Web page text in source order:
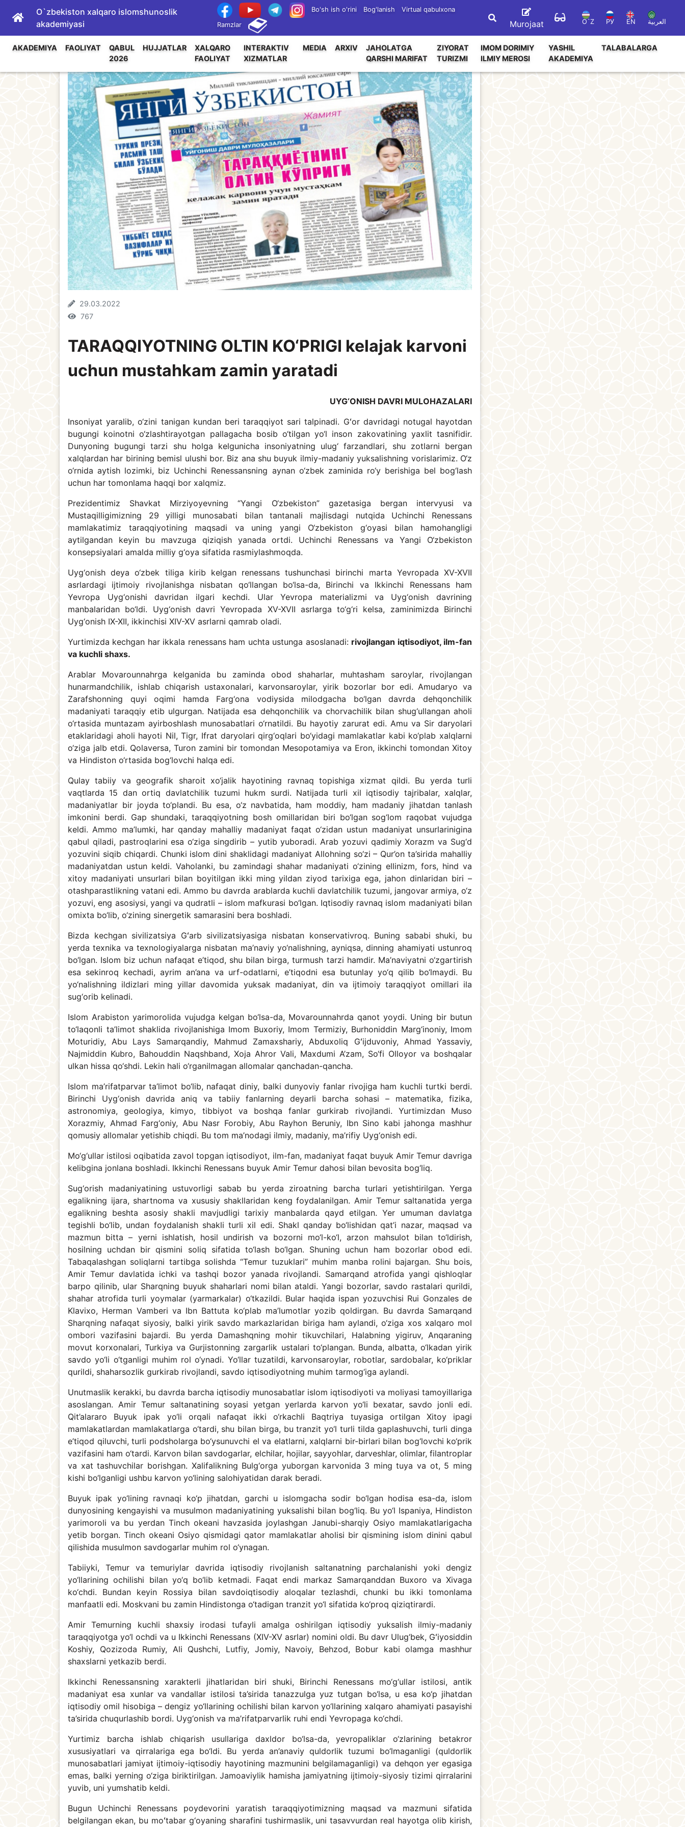
O`zbekiston xalqaro islomshunoslik
akademiyasi
Bo'sh ish o'rini Bog'lanish
Virtual qabulxona
Ramzlar
Murojaat O`Z РУ EN العربية
AKADEMIYA FAOLIYAT
QABUL
2026
HUJJATLAR
XALQARO
FAOLIYAT
INTERAKTIV
XIZMATLAR
MEDIA ARXIV
JAHOLATGA
QARSHI MARIFAT
ZIYORAT
TURIZMI
IMOM DORIMIY
ILMIY MEROSI
YASHIL
AKADEMIYA
TALABALARGA
29.03.2022
767
TARAQQIYOTNING OLTIN KO‘PRIGI kelajak karvoni
uchun mustahkam zamin yaratadi
UYG‘ONISH DAVRI MULOHAZALARI
Insoniyat yaralib, o‘zini tanigan kundan beri taraqqiyot sari talpinadi. Gʻor davridagi notugal hayotdan
bugungi koinotni o‘zlashtirayotgan pallagacha bosib o‘tilgan yo‘l inson zakovatining yaxlit tasnifidir.
Dunyoning bugungi tarzi shu holga kelgunicha insoniyatning ulug‘ farzandlari, shu zotlarni bergan
xalqlardan har birining bemisl ulushi bor. Biz ana shu buyuk ilmiy-madaniy yuksalishning vorislarimiz. O‘z
o‘rnida aytish lozimki, biz Uchinchi Renessansning aynan o‘zbek zaminida ro‘y berishiga bel bog‘lash
uchun har tomonlama haqqi bor xalqmiz.
Prezidentimiz Shavkat Mirziyoyevning “Yangi O‘zbekiston” gazetasiga bergan intervyusi va
Mustaqilligimizning 29 yilligi munosabati bilan tantanali majlisdagi nutqida Uchinchi Renessans
mamlakatimiz taraqqiyotining maqsadi va uning yangi O‘zbekiston g‘oyasi bilan hamohangligi
aytilgandan keyin bu mavzuga qiziqish yanada ortdi. Uchinchi Renessans va Yangi O‘zbekiston
konsepsiyalari amalda milliy g‘oya sifatida rasmiylashmoqda.
Uyg‘onish deya o‘zbek tiliga kirib kelgan renessans tushunchasi birinchi marta Yevropada XV-XVII
asrlardagi ijtimoiy rivojlanishga nisbatan qo‘llangan bo‘lsa-da, Birinchi va Ikkinchi Renessans ham
Yevropa Uyg‘onishi davridan ilgari kechdi. Ular Yevropa materializmi va Uyg‘onish davrining
manbalaridan bo‘ldi. Uyg‘onish davri Yevropada XV-XVII asrlarga to‘g‘ri kelsa, zaminimizda Birinchi
Uyg‘onish IX-XII, ikkinchisi XIV-XV asrlarni qamrab oladi.
Yurtimizda kechgan har ikkala renessans ham uchta ustunga asoslanadi: rivojlangan iqtisodiyot, ilm-fan
va kuchli shaxs.
Arablar Movarounnahrga kelganida bu zaminda obod shaharlar, muhtasham saroylar, rivojlangan
hunarmandchilik, ishlab chiqarish ustaxonalari, karvonsaroylar, yirik bozorlar bor edi. Amudaryo va
Zarafshonning quyi oqimi hamda Farg‘ona vodiysida milodgacha bo‘lgan davrda dehqonchilik
madaniyati taraqqiy etib ulgurgan. Natijada esa dehqonchilik va chorvachilik bilan shug‘ullangan aholi
o‘rtasida muntazam ayirboshlash munosabatlari o‘rnatildi. Bu hayotiy zarurat edi. Amu va Sir daryolari
etaklaridagi aholi hayoti Nil, Tigr, Ifrat daryolari qirg‘oqlari bo‘yidagi mamlakatlar kabi ko‘plab xalqlarni
o‘ziga jalb etdi. Qolaversa, Turon zamini bir tomondan Mesopotamiya va Eron, ikkinchi tomondan Xitoy
va Hindiston o‘rtasida bog‘lovchi halqa edi.
Qulay tabiiy va geografik sharoit xo‘jalik hayotining ravnaq topishiga xizmat qildi. Bu yerda turli
vaqtlarda 15 dan ortiq davlatchilik tuzumi hukm surdi. Natijada turli xil iqtisodiy tajribalar, xalqlar,
madaniyatlar bir joyda to‘plandi. Bu esa, o‘z navbatida, ham moddiy, ham madaniy jihatdan tanlash
imkonini berdi. Gap shundaki, taraqqiyotning bosh omillaridan biri bo‘lgan sog‘lom raqobat vujudga
keldi. Ammo ma’lumki, har qanday mahalliy madaniyat faqat o‘zidan ustun madaniyat unsurlarinigina
qabul qiladi, pastroqlarini esa o‘ziga singdirib – yutib yuboradi. Arab yozuvi qadimiy Xorazm va Sug‘d
yozuvini siqib chiqardi. Chunki islom dini shaklidagi madaniyat Allohning so‘zi – Qur’on ta’sirida mahalliy
madaniyatdan ustun keldi. Vaholanki, bu zamindagi shahar madaniyati o‘zining ellinizm, fors, hind va
xitoy madaniyati unsurlari bilan boyitilgan ikki ming yildan ziyod tarixiga ega, jahon dinlaridan biri –
otashparastlikning vatani edi. Ammo bu davrda arablarda kuchli davlatchilik tuzumi, jangovar armiya, o‘z
yozuvi, eng asosiysi, yangi va qudratli – islom mafkurasi bo‘lgan. Iqtisodiy ravnaq islom madaniyati bilan
omixta bo‘lib, o‘zining sinergetik samarasini bera boshladi.
Bizda kechgan sivilizatsiya Gʻarb sivilizatsiyasiga nisbatan konservativroq. Buning sababi shuki, bu
yerda texnika va texnologiyalarga nisbatan ma’naviy yo‘nalishning, ayniqsa, dinning ahamiyati ustunroq
bo‘lgan. Islom biz uchun nafaqat e’tiqod, shu bilan birga, turmush tarzi hamdir. Ma’naviyatni o‘zgartirish
esa sekinroq kechadi, ayrim an’ana va urf-odatlarni, e’tiqodni esa butunlay yo‘q qilib bo‘lmaydi. Bu
yo‘nalishning ildizlari ming yillar davomida yuksak madaniyat, din va ijtimoiy taraqqiyot omillari ila
sug‘orib kelinadi.
Islom Arabiston yarimorolida vujudga kelgan bo‘lsa-da, Movarounnahrda qanot yoydi. Uning bir butun
to‘laqonli ta’limot shaklida rivojlanishiga Imom Buxoriy, Imom Termiziy, Burhoniddin Marg‘inoniy, Imom
Moturidiy, Abu Lays Samarqandiy, Mahmud Zamaxshariy, Abduxoliq Gʻijduvoniy, Ahmad Yassaviy,
Najmiddin Kubro, Bahouddin Naqshband, Xoja Ahror Vali, Maxdumi A’zam, So‘fi Olloyor va boshqalar
ulkan hissa qo‘shdi. Lekin hali o‘rganilmagan allomalar qanchadan-qancha.
Islom ma’rifatparvar ta’limot bo‘lib, nafaqat diniy, balki dunyoviy fanlar rivojiga ham kuchli turtki berdi.
Birinchi Uyg‘onish davrida aniq va tabiiy fanlarning deyarli barcha sohasi – matematika, fizika,
astronomiya, geologiya, kimyo, tibbiyot va boshqa fanlar gurkirab rivojlandi. Yurtimizdan Muso
Xorazmiy, Ahmad Farg‘oniy, Abu Nasr Forobiy, Abu Rayhon Beruniy, Ibn Sino kabi jahonga mashhur
qomusiy allomalar yetishib chiqdi. Bu tom ma’nodagi ilmiy, madaniy, ma’rifiy Uyg‘onish edi.
Mo‘g‘ullar istilosi oqibatida zavol topgan iqtisodiyot, ilm-fan, madaniyat faqat buyuk Amir Temur davriga
kelibgina jonlana boshladi. Ikkinchi Renessans buyuk Amir Temur dahosi bilan bevosita bog‘liq.
Sug‘orish madaniyatining ustuvorligi sabab bu yerda ziroatning barcha turlari yetishtirilgan. Yerga
egalikning ijara, shartnoma va xususiy shakllaridan keng foydalanilgan. Amir Temur saltanatida yerga
egalikning beshta asosiy shakli mavjudligi tarixiy manbalarda qayd etilgan. Yer umuman davlatga
tegishli bo‘lib, undan foydalanish shakli turli xil edi. Shakl qanday bo‘lishidan qat’i nazar, maqsad va
mazmun bitta – yerni ishlatish, hosil undirish va bozorni mo‘l-ko‘l, arzon mahsulot bilan to‘ldirish,
hosilning uchdan bir qismini soliq sifatida to‘lash bo‘lgan. Shuning uchun ham bozorlar obod edi.
Tabaqalashgan soliqlarni tartibga solishda “Temur tuzuklari” muhim manba rolini bajargan. Shu bois,
Amir Temur davlatida ichki va tashqi bozor yanada rivojlandi. Samarqand atrofida yangi qishloqlar
barpo qilinib, ular Sharqning buyuk shaharlari nomi bilan ataldi. Yangi bozorlar, savdo rastalari qurildi,
shahar atrofida turli yoymalar (yarmarkalar) o‘tkazildi. Bular haqida ispan yozuvchisi Rui Gonzales de
Klavixo, Herman Vamberi va Ibn Battuta ko‘plab ma’lumotlar yozib qoldirgan. Bu davrda Samarqand
Sharqning nafaqat siyosiy, balki yirik savdo markazlaridan biriga ham aylandi, o‘ziga xos xalqaro mol
ombori vazifasini bajardi. Bu yerda Damashqning mohir tikuvchilari, Halabning yigiruv, Anqaraning
movut korxonalari, Turkiya va Gurjistonning zargarlik ustalari to‘plangan. Bunda, albatta, o‘lkadan yirik
savdo yo‘li o‘tganligi muhim rol o‘ynadi. Yo‘llar tuzatildi, karvonsaroylar, robotlar, sardobalar, ko‘priklar
qurildi, shaharsozlik gurkirab rivojlandi, savdo iqtisodiyotning muhim tarmog‘iga aylandi.
Unutmaslik kerakki, bu davrda barcha iqtisodiy munosabatlar islom iqtisodiyoti va moliyasi tamoyillariga
asoslangan. Amir Temur saltanatining soyasi yetgan yerlarda karvon yo‘li bexatar, savdo jonli edi.
Qit’alararo Buyuk ipak yo‘li orqali nafaqat ikki o‘rkachli Baqtriya tuyasiga ortilgan Xitoy ipagi
mamlakatlardan mamlakatlarga o‘tardi, shu bilan birga, bu tranzit yo‘l turli tilda gaplashuvchi, turli dinga
e’tiqod qiluvchi, turli podsholarga bo‘ysunuvchi el va elatlarni, xalqlarni bir-birlari bilan bog‘lovchi ko‘prik
vazifasini ham o‘tardi. Karvon bilan savdogarlar, elchilar, hojilar, sayyohlar, darveshlar, olimlar, filantroplar
va xat tashuvchilar borishgan. Xalifalikning Bulg‘orga yuborgan karvonida 3 ming tuya va ot, 5 ming
kishi bo‘lganligi ushbu karvon yo‘lining salohiyatidan darak beradi.
Buyuk ipak yo‘lining ravnaqi ko‘p jihatdan, garchi u islomgacha sodir bo‘lgan hodisa esa-da, islom
dunyosining kengayishi va musulmon madaniyatining yuksalishi bilan bog‘liq. Bu yo‘l Ispaniya, Hindiston
yarimoroli va bu yerdan Tinch okeani havzasida joylashgan Janubi-sharqiy Osiyo mamlakatlarigacha
yetib borgan. Tinch okeani Osiyo qismidagi qator mamlakatlar aholisi bir qismining islom dinini qabul
qilishida musulmon savdogarlar muhim rol o‘ynagan.
Tabiiyki, Temur va temuriylar davrida iqtisodiy rivojlanish saltanatning parchalanishi yoki dengiz
yo‘llarining ochilishi bilan yo‘q bo‘lib ketmadi. Faqat endi markaz Samarqanddan Buxoro va Xivaga
ko‘chdi. Bundan keyin Rossiya bilan savdoiqtisodiy aloqalar tezlashdi, chunki bu ikki tomonlama
manfaatli edi. Moskvani bu zamin Hindistonga o‘tadigan tranzit yo‘l sifatida ko‘proq qiziqtirardi.
Amir Temurning kuchli shaxsiy irodasi tufayli amalga oshirilgan iqtisodiy yuksalish ilmiy-madaniy
taraqqiyotga yo‘l ochdi va u Ikkinchi Renessans (XIV-XV asrlar) nomini oldi. Bu davr Ulug‘bek, Gʻiyosiddin
Koshiy, Qozizoda Rumiy, Ali Qushchi, Lutfiy, Jomiy, Navoiy, Behzod, Bobur kabi olamga mashhur
shaxslarni yetkazib berdi.
Ikkinchi Renessansning xarakterli jihatlaridan biri shuki, Birinchi Renessans mo‘g‘ullar istilosi, antik
madaniyat esa xunlar va vandallar istilosi ta’sirida tanazzulga yuz tutgan bo‘lsa, u esa ko‘p jihatdan
iqtisodiy omil hisobiga – dengiz yo‘llarining ochilishi bilan karvon yo‘llarining xalqaro ahamiyati pasayishi
ta’sirida chuqurlashib bordi. Uyg‘onish va ma’rifatparvarlik ruhi endi Yevropaga ko‘chdi.
Yurtimiz barcha ishlab chiqarish usullariga daxldor bo‘lsa-da, yevropaliklar o‘zlarining betakror
xususiyatlari va qirralariga ega bo‘ldi. Bu yerda an’anaviy quldorlik tuzumi bo‘lmaganligi (quldorlik
munosabatlari jamiyat ijtimoiy-iqtisodiy hayotining mazmunini belgilamaganligi) va dehqon yer egasiga
emas, balki yerning o‘ziga biriktirilgan. Jamoaviylik hamisha jamiyatning ijtimoiy-siyosiy tizimi qirralarini
yuvib, uni yumshatib keldi.
Bugun Uchinchi Renessans poydevorini yaratish taraqqiyotimizning maqsad va mazmuni sifatida
belgilangan ekan, bu moʻtabar g‘oyaning sharafini tushirmaslik, uni tasavvurdan real hayotga olib kirish,